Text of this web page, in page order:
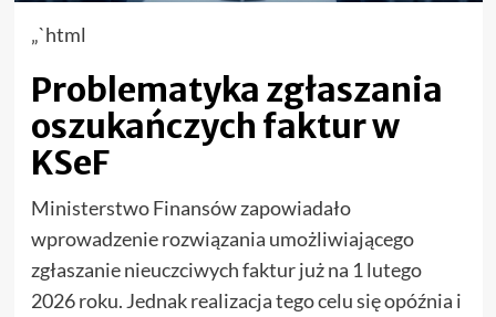
„`html
Problematyka zgłaszania
oszukańczych faktur w
KSeF
Ministerstwo Finansów zapowiadało
wprowadzenie rozwiązania umożliwiającego
zgłaszanie nieuczciwych faktur już na 1 lutego
2026 roku. Jednak realizacja tego celu się opóźnia i